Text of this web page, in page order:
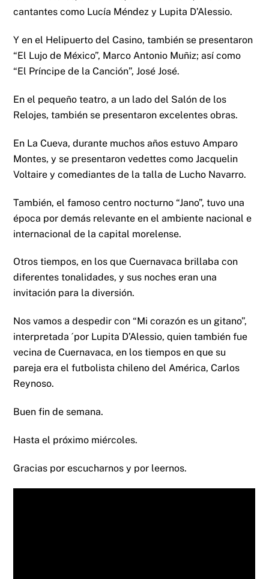
cantantes como Lucía Méndez y Lupita D’Alessio.
Y en el Helipuerto del Casino, también se presentaron
“El Lujo de México”, Marco Antonio Muñiz; así como
“El Príncipe de la Canción”, José José.
En el pequeño teatro, a un lado del Salón de los
Relojes, también se presentaron excelentes obras.
En La Cueva, durante muchos años estuvo Amparo
Montes, y se presentaron vedettes como Jacquelin
Voltaire y comediantes de la talla de Lucho Navarro.
También, el famoso centro nocturno “Jano”, tuvo una
época por demás relevante en el ambiente nacional e
internacional de la capital morelense.
Otros tiempos, en los que Cuernavaca brillaba con
diferentes tonalidades, y sus noches eran una
invitación para la diversión.
Nos vamos a despedir con “Mi corazón es un gitano”,
interpretada ´por Lupita D’Alessio, quien también fue
vecina de Cuernavaca, en los tiempos en que su
pareja era el futbolista chileno del América, Carlos
Reynoso.
Buen fin de semana.
Hasta el próximo miércoles.
Gracias por escucharnos y por leernos.